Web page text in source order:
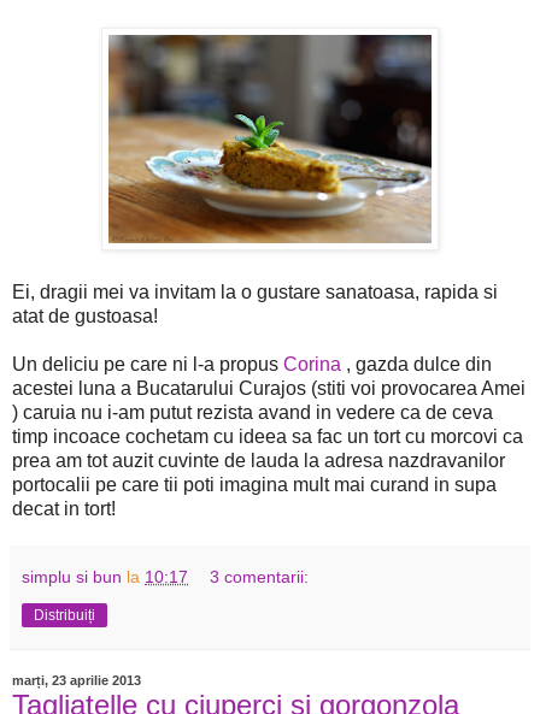
Ei, dragii mei va invitam la o gustare sanatoasa, rapida si
atat de gustoasa!
Un deliciu pe care ni l-a propus Corina , gazda dulce din
acestei luna a Bucatarului Curajos (stiti voi provocarea Amei
) caruia nu i-am putut rezista avand in vedere ca de ceva
timp incoace cochetam cu ideea sa fac un tort cu morcovi ca
prea am tot auzit cuvinte de lauda la adresa nazdravanilor
portocalii pe care tii poti imagina mult mai curand in supa
decat in tort!
simplu si bun la 10:17 3 comentarii:
Distribuiți
marți, 23 aprilie 2013
Tagliatelle cu ciuperci si gorgonzola